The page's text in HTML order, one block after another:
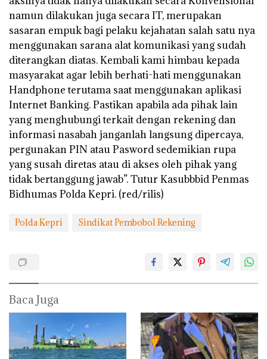
namun dilakukan juga secara IT, merupakan
sasaran empuk bagi pelaku kejahatan salah satu nya
menggunakan sarana alat komunikasi yang sudah
diterangkan diatas. Kembali kami himbau kepada
masyarakat agar lebih berhati-hati menggunakan
Handphone terutama saat menggunakan aplikasi
Internet Banking. Pastikan apabila ada pihak lain
yang menghubungi terkait dengan rekening dan
informasi nasabah janganlah langsung dipercaya,
pergunakan PIN atau Pasword sedemikian rupa
yang susah diretas atau di akses oleh pihak yang
tidak bertanggung jawab”. Tutur Kasubbbid Penmas
Bidhumas Polda Kepri. (red/rilis)
Polda Kepri Sindikat Pembobol Rekening
Baca Juga